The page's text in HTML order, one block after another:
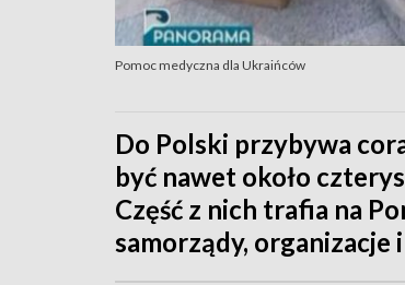
Pomoc medyczna dla Ukraińców
Do Polski przybywa
być nawet około
Część z nich trafia na
samorządy, organizacje